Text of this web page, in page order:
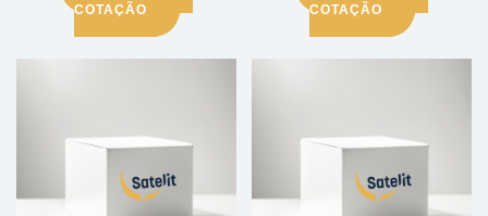
COTAÇÃO
COTAÇÃO